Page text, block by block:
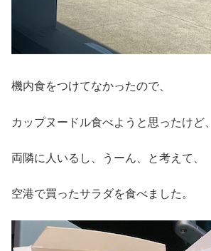
機内食をつけてなかったので、
カップヌードル食べようと思ったけど、
両隣に人いるし、うーん、と考えて、
空港で買ったサラダを食べました。